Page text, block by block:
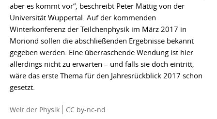
aber es kommt vor“, beschreibt Peter Mättig von der
Universität Wuppertal. Auf der kommenden
Winterkonferenz der Teilchenphysik im März 2017 in
Moriond sollen die abschließenden Ergebnisse bekannt
gegeben werden. Eine überraschende Wendung ist hier
allerdings nicht zu erwarten – und falls sie doch eintritt,
wäre das erste Thema für den Jahresrückblick 2017 schon
gesetzt.
Welt der Physik CC by-nc-nd